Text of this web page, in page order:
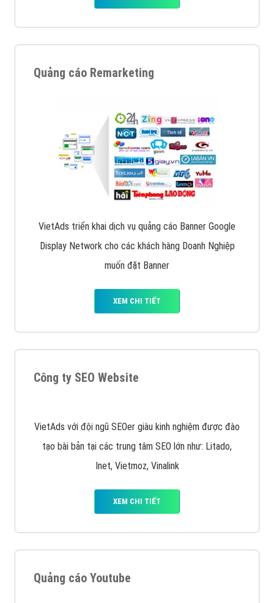
Quảng cáo Remarketing
VietAds triển khai dịch vụ quảng cáo Banner Google
Display Network cho các khách hàng Doanh Nghiệp
muốn đặt Banner
XEM CHI TIẾT
Công ty SEO Website
VietAds với đội ngũ SEOer giàu kinh nghiệm được đào
tạo bài bản tại các trung tâm SEO lớn như: Litado,
Inet, Vietmoz, Vinalink